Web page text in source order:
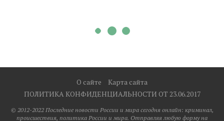
О сайте
Карта сайта
ПОЛИТИКА КОНФИДЕНЦИАЛЬНОСТИ ОТ 23.06.2017
© 2012-2022 Последние новости России и мира сегодня онлайн: криминал,
происшествия, политика России и мира. Отправляя любую форму на